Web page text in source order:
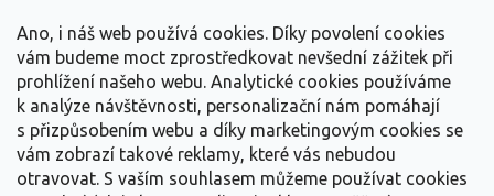
Ano, i náš web používá cookies. Díky povolení cookies
vám budeme moct zprostředkovat nevšední zážitek při
prohlížení našeho webu. Analytické cookies používáme
k analýze návštěvnosti, personalizační nám pomáhají
s přizpůsobením webu a díky marketingovým cookies se
vám zobrazí takové reklamy, které vás nebudou
otravovat. S vaším souhlasem můžeme používat cookies
Vše o nákupu
Informace pro Vás
Kontakujte nás